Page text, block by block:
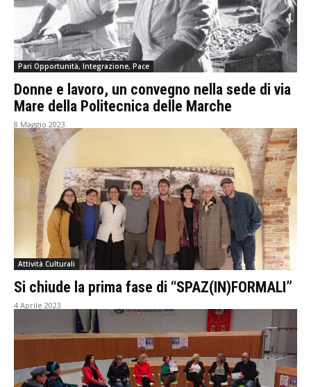
Pari Opportunità, Integrazione, Pace
Donne e lavoro, un convegno nella sede di via
Mare della Politecnica delle Marche
8 Maggio 2023
Attività Culturali
Si chiude la prima fase di “SPAZ(IN)FORMALI”
4 Aprile 2023